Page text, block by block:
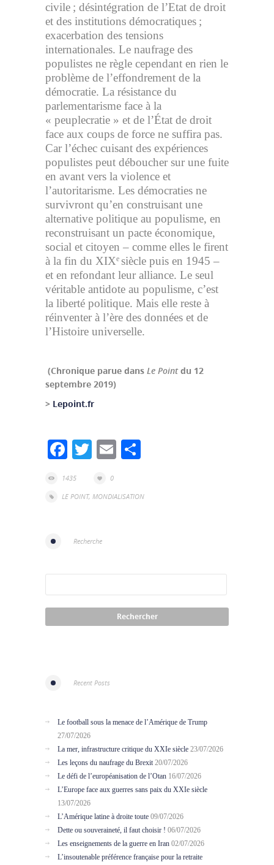
civile ; désintégration de l’Etat de droit
et des institutions démocratiques ;
exacerbation des tensions
internationales. Le naufrage des
populistes ne règle cependant en rien le
problème de l’effondrement de la
démocratie. La résistance du
parlementarisme face à la
« peuplecratie » et de l’État de droit
face aux coups de force ne suffira pas.
Car l’échec cuisant des expériences
populistes peut déboucher sur une fuite
en avant vers la violence et
l’autoritarisme. Les démocraties ne
survivront qu’en construisant une
alternative politique au populisme, en
reconstruisant un pacte économique,
social et citoyen – comme elles le firent
à la fin du XIXe siècle puis en 1945 –
et en refondant leur alliance. Le seul
véritable antidote au populisme, c’est
la liberté politique. Mais elle reste à
réinventer à l’ère des données et de
l’Histoire universelle.
(Chronique parue dans Le Pointdu 12
septembre 2019)
> Lepoint.fr
Facebook
TwitterEmail
1435
0
LE POINT, MONDIALISATION
Recherche
Recent Posts
Le football sous la menace de l’Amérique de Trump
27/07/2026
La mer, infrastructure critique du XXIe siècle 23/07/2026
Les leçons du naufrage du Brexit 20/07/2026
Le défi de l’européanisation de l’Otan 16/07/2026
L’Europe face aux guerres sans paix du XXIe siècle
13/07/2026
L’Amérique latine à droite toute 09/07/2026
Dette ou souveraineté, il faut choisir ! 06/07/2026
Les enseignements de la guerre en Iran 02/07/2026
L’insoutenable préférence française pour la retraite